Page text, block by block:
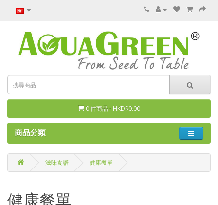
0 件商品 - HKD$0.00
商品分類
滋味食譜 健康餐單
健康餐單